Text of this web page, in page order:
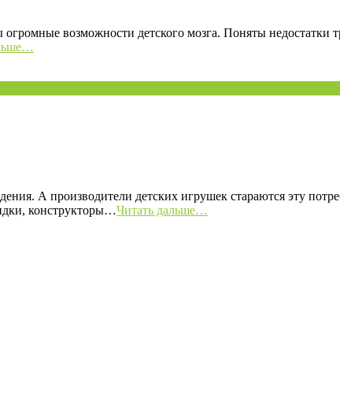
возможности детского мозга. Поняты
А производители детских игрушек стараются эту
конструкторы…Читать дальше…